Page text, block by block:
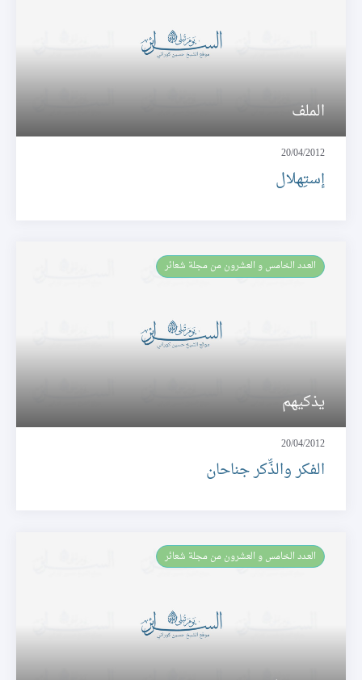
الملف
20/04/2012
إستِهلال
العـدد الخامس و العشرون من مجلة شعائر
يذكيهم
20/04/2012
الفكر والذِّكر جناحان
العـدد الخامس و العشرون من مجلة شعائر